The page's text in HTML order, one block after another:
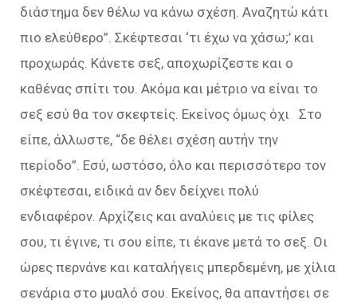
διάστημα δεν θέλω να κάνω σχέση. Αναζητώ κάτι
πιο ελεύθερο”. Σκέφτεσαι ‘τι έχω να χάσω;’ και
προχωράς. Κάνετε σεξ, αποχωρίζεστε και ο
καθένας σπίτι του. Ακόμα και μέτριο να είναι το
σεξ εσύ θα τον σκεφτείς. Εκείνος όμως όχι Στο
είπε, άλλωστε, “δε θέλει σχέση αυτήν την
περίοδο”. Εσύ, ωστόσο, όλο και περισσότερο τον
σκέφτεσαι, ειδικά αν δεν δείχνει πολύ
ενδιαφέρον. Αρχίζεις και αναλύεις με τις φίλες
σου, τι έγινε, τι σου είπε, τι έκανε μετά το σεξ. Οι
ώρες περνάνε και καταλήγεις μπερδεμένη, με χίλια
σενάρια στο μυαλό σου. Εκείνος, θα απαντήσει σε